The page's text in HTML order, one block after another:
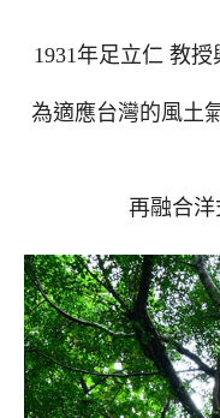
1931年足立仁 教
為適應台灣的風土
再融合